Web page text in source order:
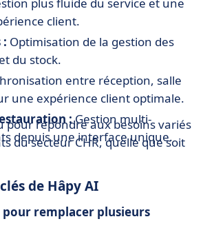
client.
: Optimisation de la gestion des
du stock.
entre réception, salle
une expérience client optimale.
:Gestion multi-
depuis une interface unique.
pour répondre aux besoins variés
du secteur CHR, quelle que soit
de Hâpy AI
pour remplacer plusieurs